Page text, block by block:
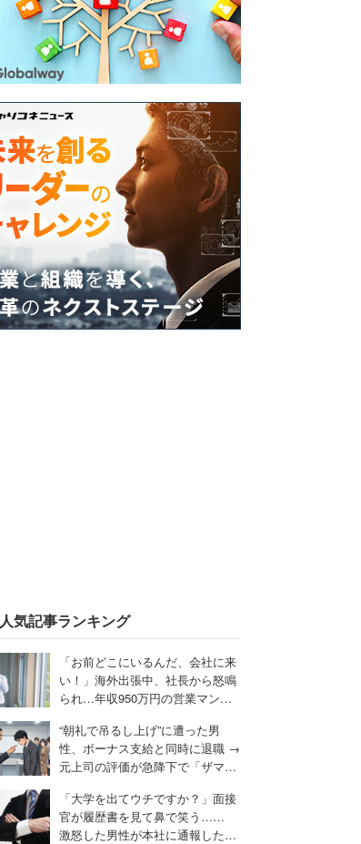
人気記事ランキング
「お前どこにいるんだ、会社に来
い！」海外出張中、社長から怒鳴
られ…年収950万円の営業マンが
“朝礼で吊るし上げ”に遭った男
性、ボーナス支給と同時に退職 →
元上司の評価が急降下で「ザマア
「大学を出てウチですか？」面接
官が履歴書を見て鼻で笑う……
激怒した男性が本社に通報した結